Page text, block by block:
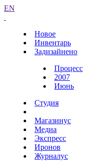
EN
Новое
Инвентарь
Задизайнено
Процесс
2007
Июнь
Студия
Магазинус
Медиа
Экспресс
Иронов
Журналус